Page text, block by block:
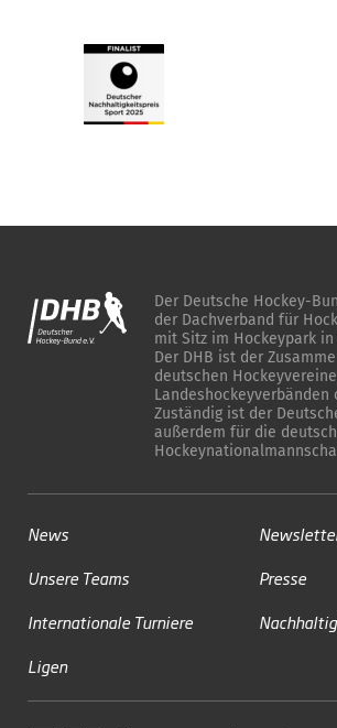
Der Deutsche Hockey-
der Dachverband für
mit Sitz im Hockeypark
Der DHB ist der
deutschen
Landeshockeyverbänden
Zuständig ist der
außerdem für die
News
Unsere Teams
Internationale Turniere
Ligen
Presse